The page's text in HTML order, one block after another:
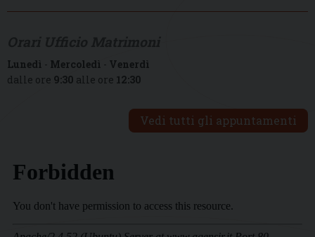
Lunedì - Mercoledì - Venerdì
dalle ore 9:30 alle ore 12:30
Vedi tutti gli appuntamenti